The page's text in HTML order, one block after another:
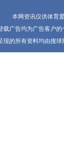
本网资讯仅供体育
载广告均为广告客户
现的所有资料均由搜